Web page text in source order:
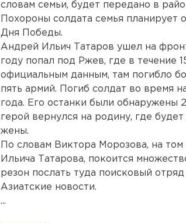
словам семьи, будет передано в
Похороны солдата семья планирует
Дня Победы.
Андрей Ильич Татаров ушел на
году попал под Ржев, где в течение
официальным данным, там погибло
пять армий. Погиб солдат во время
года. Его останки были обнаружены
герой вернулся на родину, где
жены.
По словам Виктора Морозова, на
Ильича Татарова, покоится
резон послать туда поисковый
Азиатские новости.
...